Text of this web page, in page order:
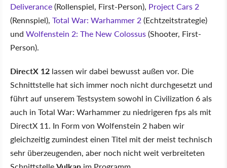
Deliverance(Rollenspiel, First-Person), Project Cars 2
(Rennspiel), Total War: Warhammer 2(Echtzeitstrategie)
und Wolfenstein 2: The New Colossus(Shooter, First-
Person).
DirectX 12 lassen wir dabei bewusst außen vor. Die
Schnittstelle hat sich immer noch nicht durchgesetzt und
führt auf unserem Testsystem sowohl in Civilization 6 als
auch in Total War: Warhammer zu niedrigeren fps als mit
DirectX 11. In Form von Wolfenstein 2 haben wir
gleichzeitig zumindest einen Titel mit der meist technisch
sehr überzeugenden, aber noch nicht weit verbreiteten